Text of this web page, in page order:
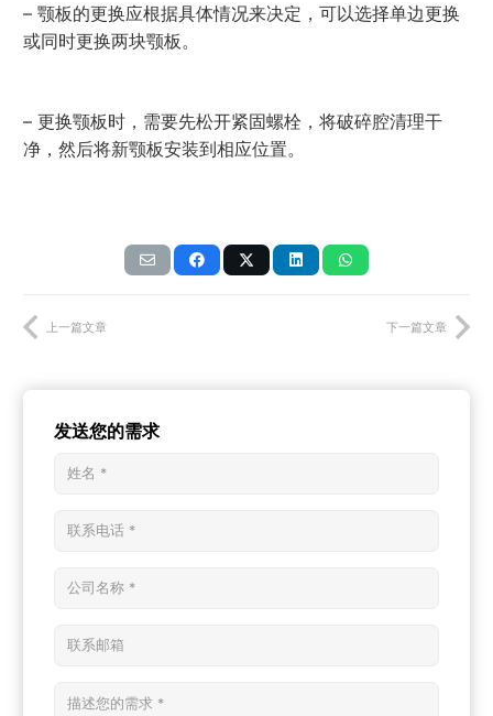
– 颚板的更换应根据具体情况来决定，可以选择单边更换
或同时更换两块颚板。
– 更换颚板时，需要先松开紧固螺栓，将破碎腔清理干
净，然后将新颚板安装到相应位置。
上一篇文章 下一篇文章
发送您的需求